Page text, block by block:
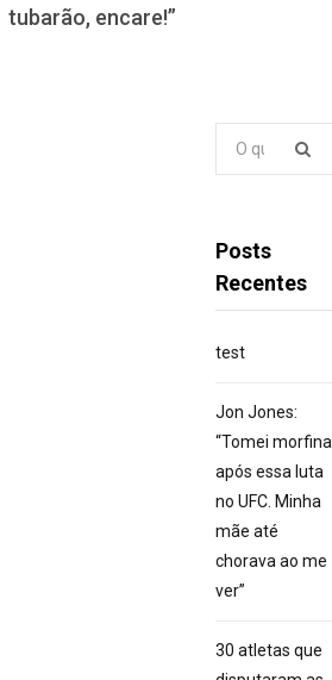
tubarão, encare!”
Pesquisar
por:
Posts
Recentes
test
Jon Jones:
“Tomei morfina
após essa luta
no UFC. Minha
mãe até
chorava ao me
ver”
30 atletas que